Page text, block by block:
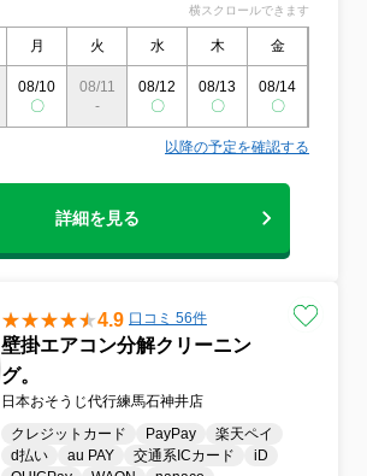
ャープ製のお掃除機能付きエアコンの洗浄
も安心してお任せください！
横スクロールできます
月 火 水 木 金
08/10
〇
08/11
-
08/12
〇
08/13
〇
08/14
〇
以降の予定を確認する
詳細を見る
4.9 口コミ 56件
壁掛エアコン分解クリーニン
グ。
日本おそうじ代行練馬石神井店
クレジットカード
PayPay
楽天ペイ
d払い
au PAY 交通系ICカード
iD